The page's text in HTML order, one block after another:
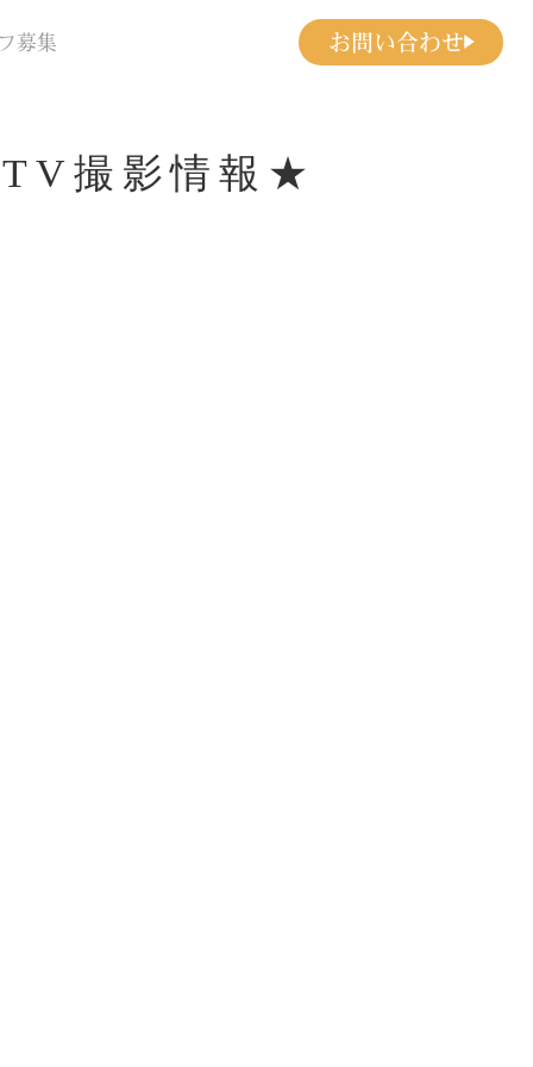
募集 お問い合わせ
撮影情報★